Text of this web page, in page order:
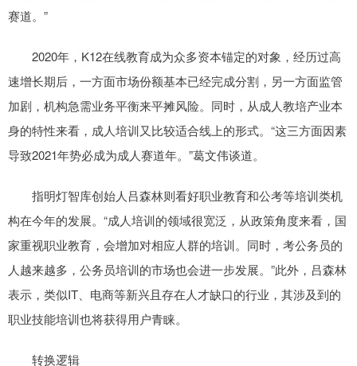
赛道。”
2020年，K12在线教育成为众多资本锚定的对象，经历过高
速增长期后，一方面市场份额基本已经完成分割，另一方面监管
加剧，机构急需业务平衡来平摊风险。同时，从成人教培产业本
身的特性来看，成人培训又比较适合线上的形式。“这三方面因素
导致2021年势必成为成人赛道年。”葛文伟谈道。
指明灯智库创始人吕森林则看好职业教育和公考等培训类机
构在今年的发展。“成人培训的领域很宽泛，从政策角度来看，国
家重视职业教育，会增加对相应人群的培训。同时，考公务员的
人越来越多，公务员培训的市场也会进一步发展。”此外，吕森林
表示，类似IT、电商等新兴且存在人才缺口的行业，其涉及到的
职业技能培训也将获得用户青睐。
转换逻辑